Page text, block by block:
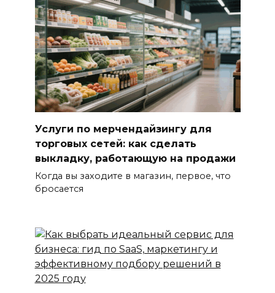
Услуги по мерчендайзингу для
торговых сетей: как сделать
выкладку, работающую на продажи
Когда вы заходите в магазин, первое, что
бросается